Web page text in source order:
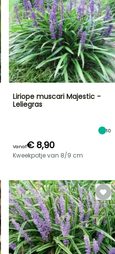
Liriope muscari Majestic -
Leliegras
10
Vanaf€ 8,90
Kweekpotje van 8/9 cm